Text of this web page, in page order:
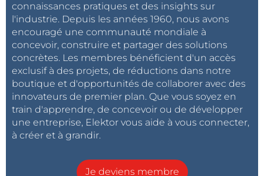
connaissances pratiques et des insights sur
l'industrie. Depuis les années 1960, nous avons
encouragé une communauté mondiale à
concevoir, construire et partager des solutions
concrètes. Les membres bénéficient d'un accès
exclusif à des projets, de réductions dans notre
boutique et d'opportunités de collaborer avec des
innovateurs de premier plan. Que vous soyez en
train d'apprendre, de concevoir ou de développer
une entreprise, Elektor vous aide à vous connecter,
à créer et à grandir.
Je deviens membre